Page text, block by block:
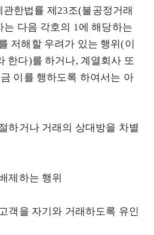
한법률 제23조(불공정거래
다음 각호의 1에 해당하는
저해할 우려가 있는 행위(이
한다)를 하거나, 계열회사 또
이를 행하도록 하여서는 아
하거나 거래의 상대방을 차별
제하는 행위
객을 자기와 거래하도록 유인